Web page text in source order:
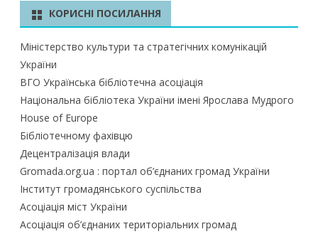
КОРИСНІ ПОСИЛАННЯ
Міністерство культури та стратегічних комунікацій
України
ВГО Українська бібліотечна асоціація
Національна бібліотека України імені Ярослава Мудрого
House of Europe
Бібліотечному фахівцю
Децентралізація влади
Gromada.org.ua : портал об’єднаних громад України
Інститут громадянського суспільства
Асоціація міст України
Асоціація об’єднаних територіальних громад